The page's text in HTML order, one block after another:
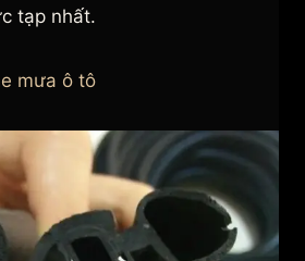
tạp nhất.
mưa ô tô